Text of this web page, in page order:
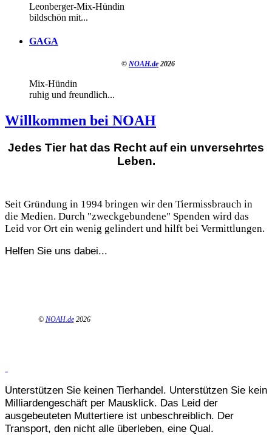
Leonberger-Mix-Hündin
bildschön mit...
GAGA
© NOAH.de 2026
Mix-Hündin
ruhig und freundlich...
Willkommen bei NOAH
Jedes Tier hat das Recht auf ein unversehrtes
Leben.
Seit Gründung in 1994 bringen wir den Tiermissbrauch in
die Medien. Durch "zweckgebundene" Spenden wird das
Leid vor Ort ein wenig gelindert und hilft bei Vermittlungen.
Helfen Sie uns dabei...
© NOAH.de 2026
Unterstützen Sie keinen Tierhandel. Unterstützen Sie kein
Milliardengeschäft per Mausklick. Das Leid der
ausgebeuteten Muttertiere ist unbeschreiblich. Der
Transport, den nicht alle überleben, eine Qual.